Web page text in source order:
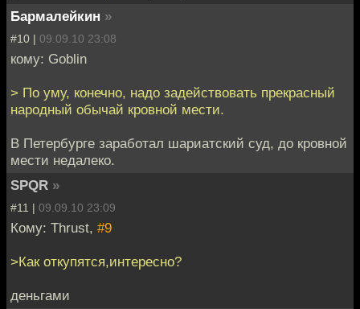
Бармалейкин »
#10 | 09.09.10 23:08
кому: Goblin
> По уму, конечно, надо задействовать прекрасный
народный обычай кровной мести.
В Петербурге заработал шариатский суд, до кровной
мести недалеко.
SPQR »
#11 | 09.09.10 23:09
Кому: Thrust, #9
>Как откупятся,интересно?
деньгами